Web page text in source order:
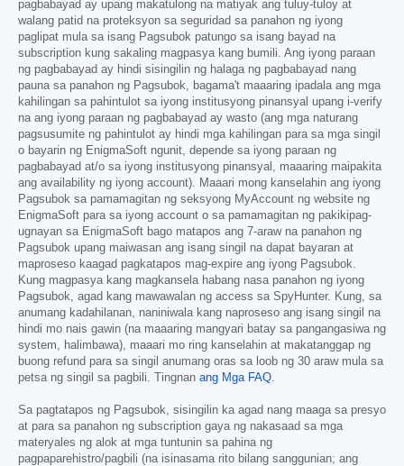
pagbabayad ay upang makatulong na matiyak ang tuluy-tuloy at
walang patid na proteksyon sa seguridad sa panahon ng iyong
paglipat mula sa isang Pagsubok patungo sa isang bayad na
subscription kung sakaling magpasya kang bumili. Ang iyong paraan
ng pagbabayad ay hindi sisingilin ng halaga ng pagbabayad nang
pauna sa panahon ng Pagsubok, bagama't maaaring ipadala ang mga
kahilingan sa pahintulot sa iyong institusyong pinansyal upang i-verify
na ang iyong paraan ng pagbabayad ay wasto (ang mga naturang
pagsusumite ng pahintulot ay hindi mga kahilingan para sa mga singil
o bayarin ng EnigmaSoft ngunit, depende sa iyong paraan ng
pagbabayad at/o sa iyong institusyong pinansyal, maaaring maipakita
ang availability ng iyong account). Maaari mong kanselahin ang iyong
Pagsubok sa pamamagitan ng seksyong MyAccount ng website ng
EnigmaSoft para sa iyong account o sa pamamagitan ng pakikipag-
ugnayan sa EnigmaSoft bago matapos ang 7-araw na panahon ng
Pagsubok upang maiwasan ang isang singil na dapat bayaran at
maproseso kaagad pagkatapos mag-expire ang iyong Pagsubok.
Kung magpasya kang magkansela habang nasa panahon ng iyong
Pagsubok, agad kang mawawalan ng access sa SpyHunter. Kung, sa
anumang kadahilanan, naniniwala kang naproseso ang isang singil na
hindi mo nais gawin (na maaaring mangyari batay sa pangangasiwa ng
system, halimbawa), maaari mo ring kanselahin at makatanggap ng
buong refund para sa singil anumang oras sa loob ng 30 araw mula sa
petsa ng singil sa pagbili. Tingnan ang Mga FAQ.
Sa pagtatapos ng Pagsubok, sisingilin ka agad nang maaga sa presyo
at para sa panahon ng subscription gaya ng nakasaad sa mga
materyales ng alok at mga tuntunin sa pahina ng
pagpaparehistro/pagbili (na isinasama rito bilang sanggunian; ang